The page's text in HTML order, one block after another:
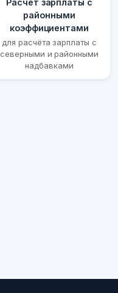
Расчёт зарплаты с
районными
коэффициентами
для расчёта зарплаты с
северными и районными
надбавками